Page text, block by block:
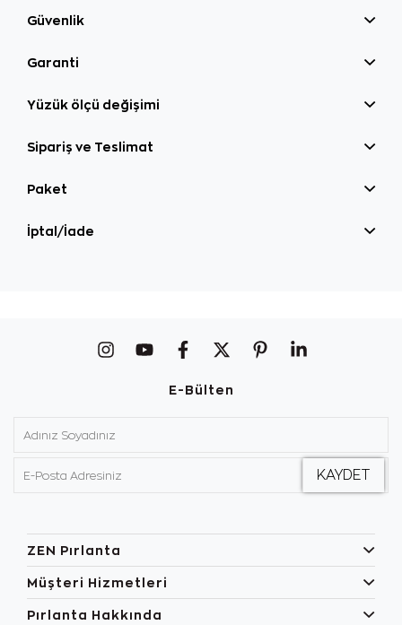
Güvenlik
Garanti
Yüzük ölçü değişimi
Sipariş ve Teslimat
Paket
İptal/İade
E-Bülten
ZEN Pırlanta
Müşteri Hizmetleri
Pırlanta Hakkında